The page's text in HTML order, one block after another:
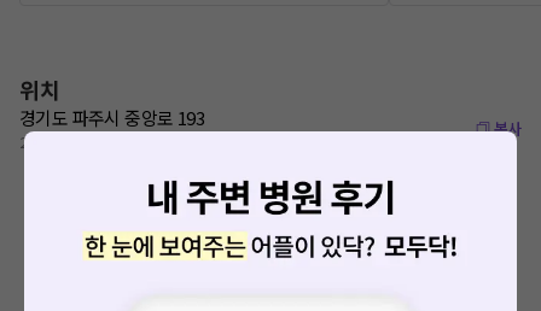
위치
경기도 파주시 중앙로 193
22075
복사